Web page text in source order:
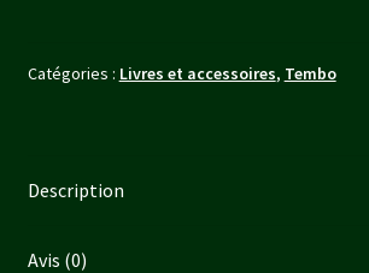
Catégories : Livres et accessoires, Tembo
Description
Avis (0)